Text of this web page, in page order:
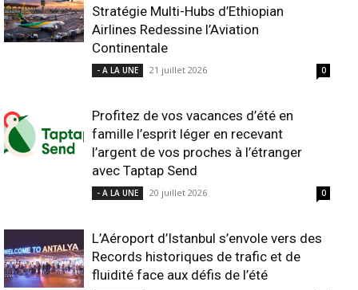
Stratégie Multi-Hubs d’Ethiopian
Airlines Redessine l’Aviation
Continentale
- A LA UNE 21 juillet 2026 0
Profitez de vos vacances d’été en
famille l’esprit léger en recevant
l’argent de vos proches à l’étranger
avec Taptap Send
- A LA UNE 20 juillet 2026 0
L’Aéroport d’Istanbul s’envole vers des
Records historiques de trafic et de
fluidité face aux défis de l’été